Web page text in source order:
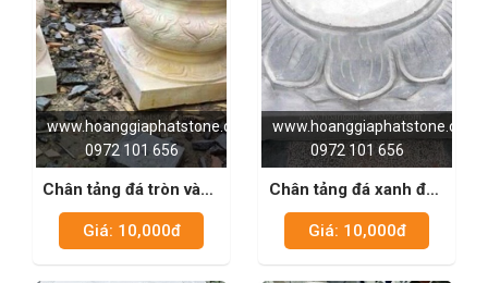
www.hoanggiaphatstone.com
0972 101 656
Chân tảng đá tròn vàng
01
Giá: 10,000đ
www.hoanggiaphatstone.com
0972 101 656
Chân tảng đá xanh đen
05
Giá: 10,000đ